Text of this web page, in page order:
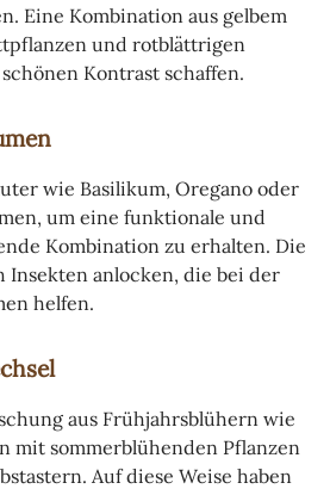
Eine Kombination aus gelbem
und rotblättrigen
Kontrast schaffen.
wie Basilikum, Oregano oder
um eine funktionale und
Kombination zu erhalten. Die
Insekten anlocken, die bei der
helfen.
aus Frühjahrsblühern wie
mit sommerblühenden Pflanzen
Auf diese Weise haben